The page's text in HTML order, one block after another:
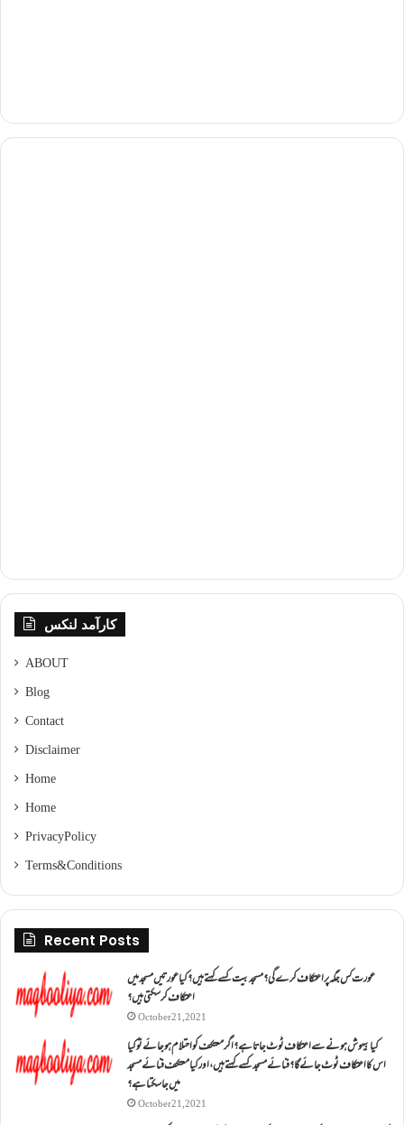
کارآمد لنکس
ABOUT
Blog
Contact
Disclaimer
Home
Home
Privacy Policy
Terms & Conditions
Recent Posts
عورت کس جگہ پر اعتکاف کرے گی؟مسجد بیت کسے کہتے ہیں؟کیا عورتیں مسجد میں
اعتکاف کر سکتی ہیں؟
October 21, 2021
کیا بیہوش ہونے سے اعتکاف ٹوٹ جاتا ہے؟ اگر معتکف کو احتلام ہو جائے تو کیا
اس کا اعتکاف ٹوٹ جائے گا؟فنائے مسجد کسے کہتے ہیں ، اور کیا معتکف فنائے مسجد
میں جا سکتا ہے؟
October 21, 2021